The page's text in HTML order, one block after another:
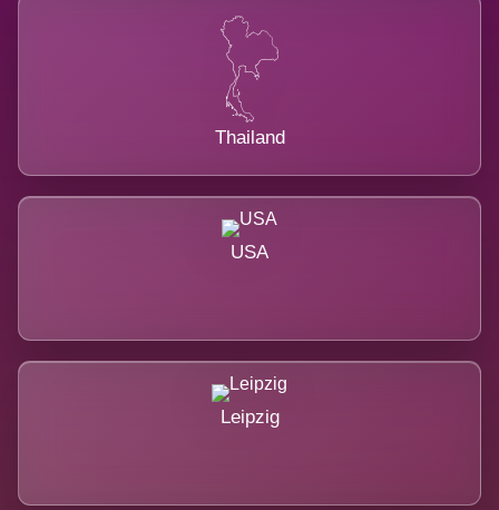
Thailand
USA
Leipzig